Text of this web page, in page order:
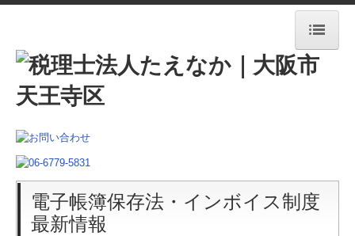
トップページ
代表社員紹介
職員紹介
出版物のご案内
電子帳簿保存法・インボイス制度
最新情報